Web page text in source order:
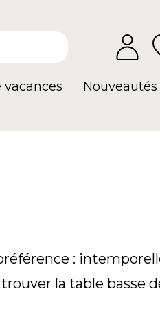
vacances Nouveautés
:
la table basse